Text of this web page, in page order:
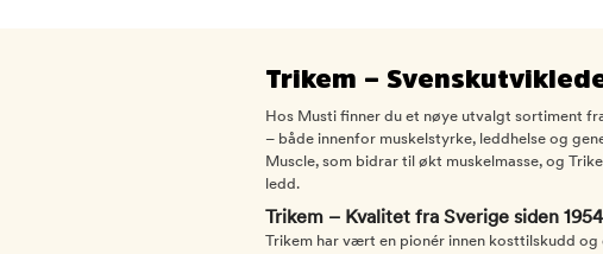
Trikem –
Hos Musti finner du et nøye utvalgt sortiment
– både innenfor muskelstyrke, leddhelse og
Muscle, som bidrar til økt muskelmasse, og
ledd.
Trikem – Kvalitet fra Sverige siden 1954
Trikem har vært en pionér innen kosttilskudd